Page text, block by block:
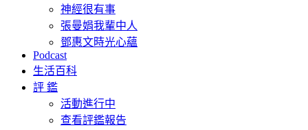
神經很有事
張曼娟我輩中人
鄧惠文時光心蘊
Podcast
生活百科
評 鑑
活動進行中
查看評鑑報告